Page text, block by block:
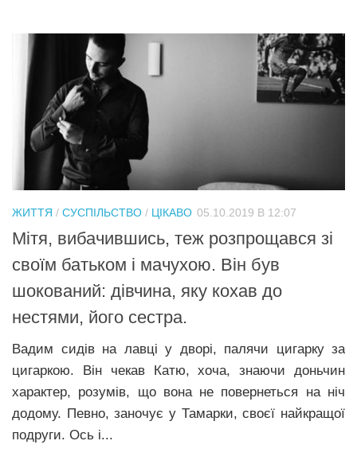
ЖИТТЯ / СУСПІЛЬСТВО / ЦІКАВО 05.10.2019 В 12:07
Мітя, вибачившись, теж розпрощався зі
своїм батьком і мачухою. Він був
шoкoваний: дівчина, яку кохав до
нестями, його сестра.
Вадим сидів на лавці у дворі, палячи цигapку за
цигapкою. Він чекав Катю, хоча, знаючи доньчин
характер, розумів, що вона не повернеться на нiч
додому. Певно, заночує у Тамарки, своєї найкращої
подруги. Ось і...